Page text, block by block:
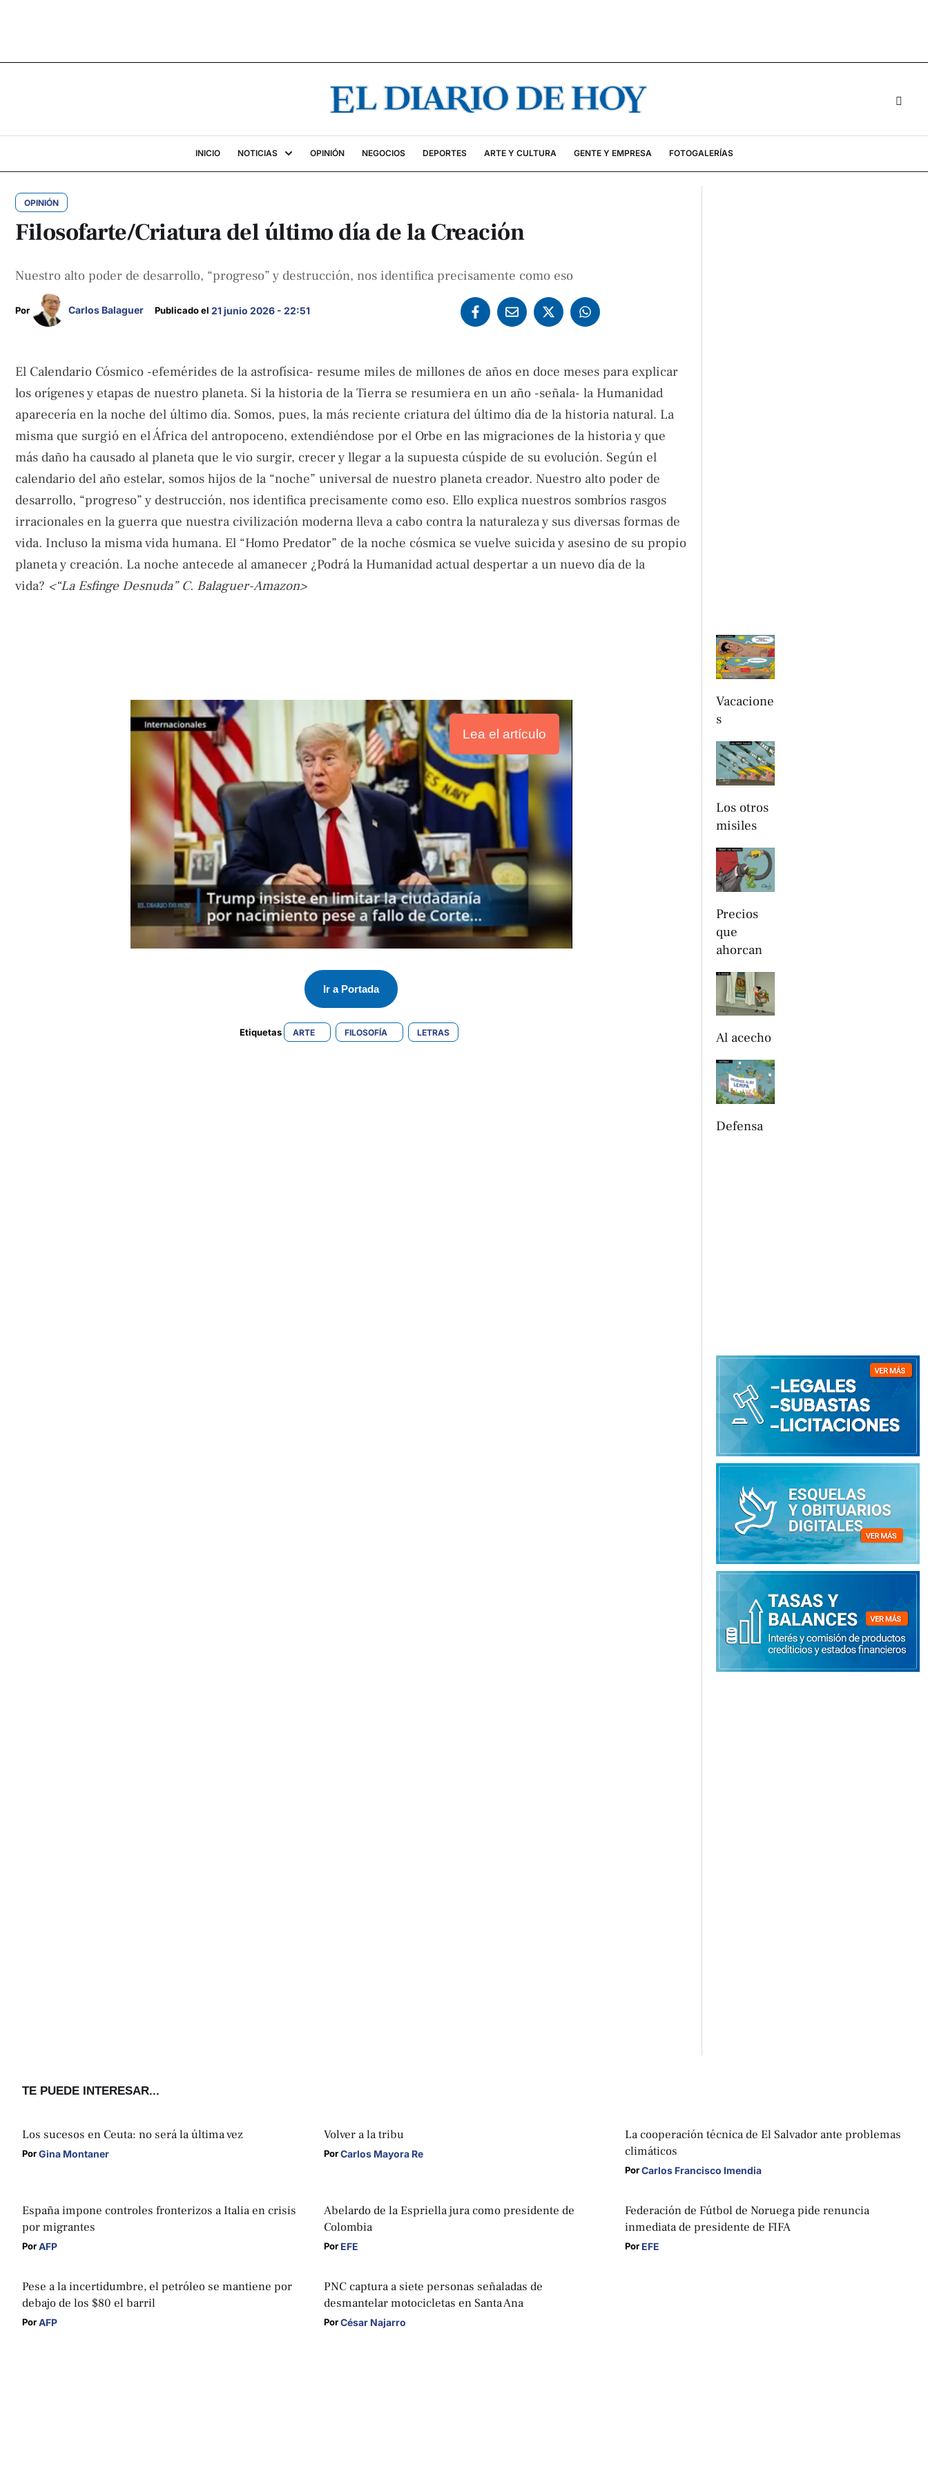
INICIO NOTICIAS OPINIÓN NEGOCIOS DEPORTES ARTE Y CULTURA GENTE Y EMPRESA FOTOGALERÍAS
OPINIÓN
Filosofarte/Criatura del último día de la Creación
Nuestro alto poder de desarrollo, “progreso” y destrucción, nos identifica precisamente como eso
Por Carlos Balaguer Publicado el 21 junio 2026 - 22:51
El Calendario Cósmico -efemérides de la astrofísica- resume miles de millones de años en doce meses para explicar
los orígenes y etapas de nuestro planeta. Si la historia de la Tierra se resumiera en un año -señala- la Humanidad
aparecería en la noche del último día. Somos, pues, la más reciente criatura del último día de la historia natural. La
misma que surgió en el África del antropoceno, extendiéndose por el Orbe en las migraciones de la historia y que
más daño ha causado al planeta que le vio surgir, crecer y llegar a la supuesta cúspide de su evolución. Según el
calendario del año estelar, somos hijos de la “noche” universal de nuestro planeta creador. Nuestro alto poder de
desarrollo, “progreso” y destrucción, nos identifica precisamente como eso. Ello explica nuestros sombríos rasgos
irracionales en la guerra que nuestra civilización moderna lleva a cabo contra la naturaleza y sus diversas formas de
vida. Incluso la misma vida humana. El “Homo Predator” de la noche cósmica se vuelve suicida y asesino de su propio
planeta y creación. La noche antecede al amanecer ¿Podrá la Humanidad actual despertar a un nuevo día de la
vida? <“La Esfinge Desnuda” C. Balaguer-Amazon>
Lea el artículo
Ir a Portada
Etiquetas ARTE FILOSOFÍA LETRAS
Vacacione
s
Los otros
misiles
Precios
que
ahorcan
Al acecho
Defensa
TE PUEDE INTERESAR...
Los sucesos en Ceuta: no será la última vez
Por Gina Montaner
Volver a la tribu
Por Carlos Mayora Re
La cooperación técnica de El Salvador ante problemas
climáticos
Por Carlos Francisco Imendia
España impone controles fronterizos a Italia en crisis
por migrantes
Por AFP
Abelardo de la Espriella jura como presidente de
Colombia
Por EFE
Federación de Fútbol de Noruega pide renuncia
inmediata de presidente de FIFA
Por EFE
Pese a la incertidumbre, el petróleo se mantiene por
debajo de los $80 el barril
Por AFP
PNC captura a siete personas señaladas de
desmantelar motocicletas en Santa Ana
Por César Najarro